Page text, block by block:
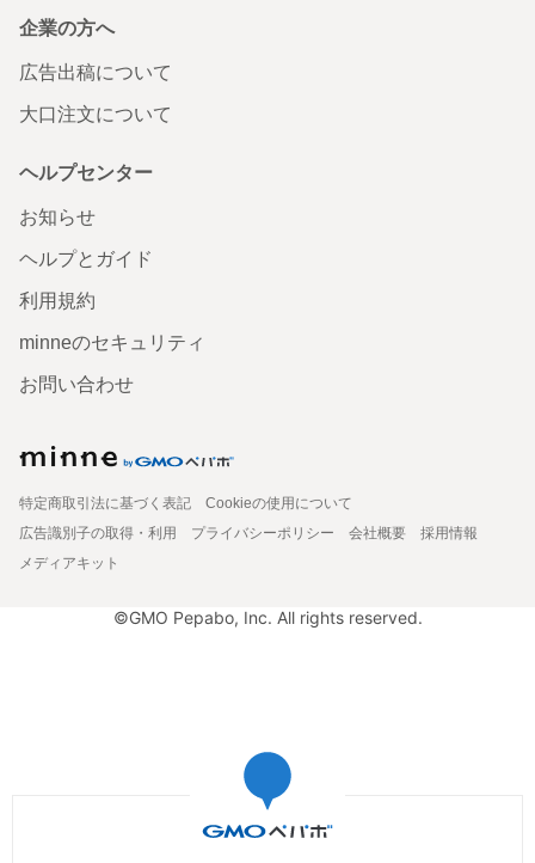
企業の方へ
広告出稿について
大口注文について
ヘルプセンター
お知らせ
ヘルプとガイド
利用規約
minneのセキュリティ
お問い合わせ
特定商取引法に基づく表記
Cookieの使用について
広告識別子の取得・利用
プライバシーポリシー 会社概要
採用情報
メディアキット
©GMO Pepabo, Inc. All rights reserved.